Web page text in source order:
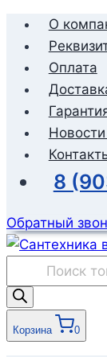
Перейти
содержимому
О
Оплата
8
Обратный
товаров
Корзина 0